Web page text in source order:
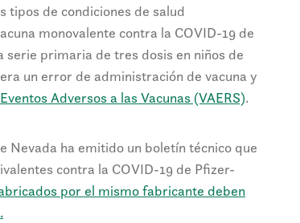
tipos de condiciones de salud
monovalente contra la COVID-19 de
primaria de tres dosis en niños de
un error de administración de vacuna y
Adversos a las Vacunas (VAERS).
Nevada ha emitido un boletín técnico que
contra la COVID-19 de Pfizer-
por el mismo fabricante deben